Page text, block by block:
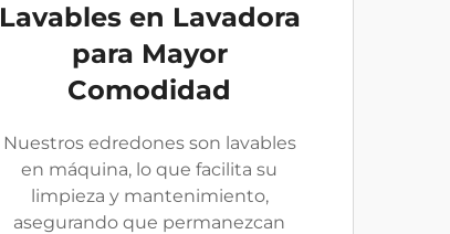
Lavables en Lavadora
para Mayor
Comodidad
Nuestros edredones son lavables
en máquina, lo que facilita su
limpieza y mantenimiento,
asegurando que permanezcan